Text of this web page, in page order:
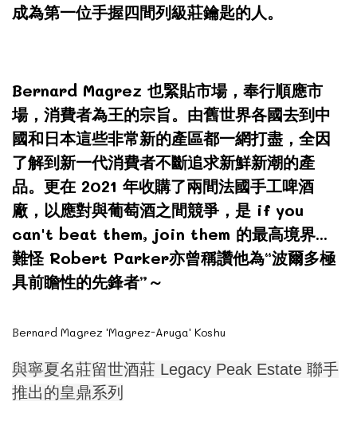
成為第一位手握四間列級莊鑰匙的人。
Bernard Magrez 也緊貼市場，奉行順應市
場，消費者為王的宗旨。由舊世界各國去到中
國和日本這些非常新的產區都一網打盡，全因
了解到新一代消費者不斷追求新鮮新潮的產
品。更在 2021 年收購了兩間法國手工啤酒
廠，以應對與葡萄酒之間競爭，是 if you
can't beat them, join them 的最高境界...
難怪 Robert Parker亦曾稱讚他為“波爾多極
具前瞻性的先鋒者”～
Bernard Magrez 'Magrez-Aruga' Koshu
與寧夏名莊留世酒莊 Legacy Peak Estate 聯手
推出的皇鼎系列